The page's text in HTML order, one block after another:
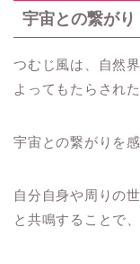
宇宙との繋がり
つむじ風は、自然
よってもたらされ
宇宙との繋がりを
自分自身や周りの
と共鳴することで